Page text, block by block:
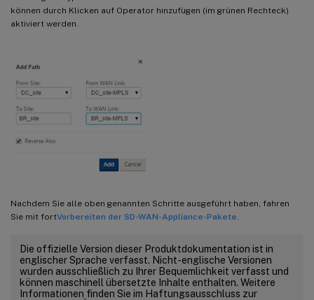
können durch Klicken auf Operator hinzufügen (im grünen Rechteck)
aktiviert werden.
Nachdem Sie alle oben genannten Schritte ausgeführt haben, fahren
Sie mit fortVorbereiten der SD-WAN-Appliance-Pakete.
Die offizielle Version dieser Produktdokumentation ist in
englischer Sprache verfasst. Nicht-englische Versionen
wurden ausschließlich zu Ihrer Bequemlichkeit verfasst und
können maschinell übersetzte Inhalte enthalten. Weitere
Informationen finden Sie im Haftungsausschluss zur